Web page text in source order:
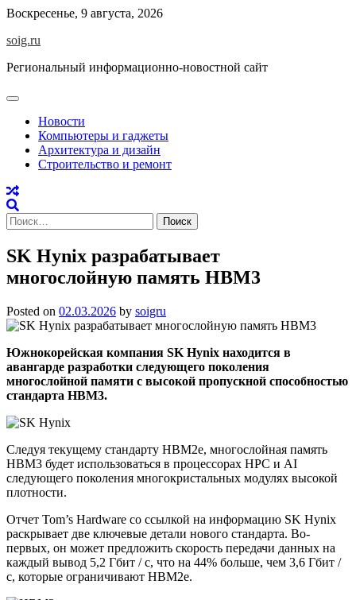
Skip
content
Воскресенье, 9 августа, 2026
soig.ru
Региональный информационно-новостной сайт
Новости
Компьютеры и гаджеты
Архитектура и дизайн
Строительство и ремонт
Найти:
SK Hynix разрабатывает
многослойную память HBM3
Posted on 02.03.2026 by soigru
Южнокорейская компания SK Hynix находится в
авангарде разработки следующего поколения
многослойной памяти с высокой пропускной способностью
стандарта HBM3.
Следуя текущему стандарту HBM2e, многослойная память
HBM3 будет использоваться в процессорах HPC и AI
следующего поколения многокристальных модулях высокой
плотности.
Отчет Tom’s Hardware со ссылкой на информацию SK Hynix
раскрывает две ключевые детали нового стандарта. Во-
первых, он может предложить скорость передачи данных на
каждый вывод 5,2 Гбит / с, что на 44% больше, чем 3,6 Гбит /
с, которые ограничивают HBM2e.